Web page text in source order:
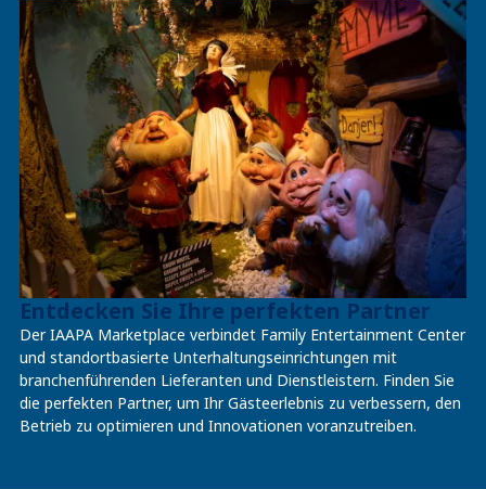
Entdecken Sie Ihre perfekten Partner
Der IAAPA Marketplace verbindet Family Entertainment Center
und standortbasierte Unterhaltungseinrichtungen mit
branchenführenden Lieferanten und Dienstleistern. Finden Sie
die perfekten Partner, um Ihr Gästeerlebnis zu verbessern, den
Betrieb zu optimieren und Innovationen voranzutreiben.